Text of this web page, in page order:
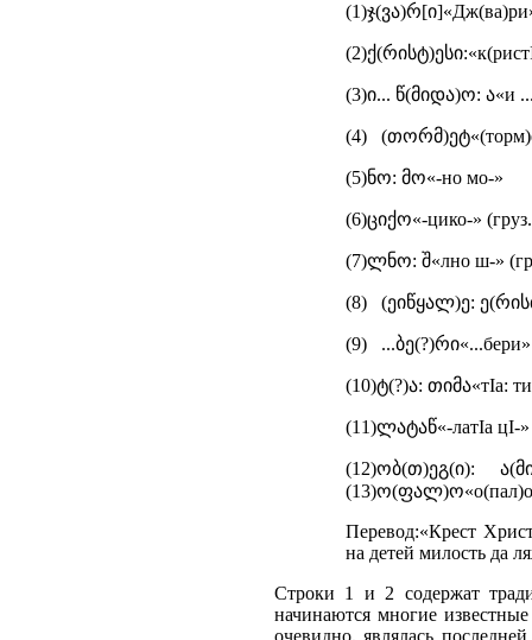
(3)ი... წ(მიდა)ო: ა«и
(4)
(5)ნო: მო«-но мо-»
(6)ციქო«-цико-»
(7)ლნო: შ«лно ш-»
(8) (ეიწყალ)ე:
(9) ...ბე(?)რი«...бери»
(10)ტ(?)ა: თიმა«тIа:
(11)ლატაწ«-латIа цI-»
(12)ობ(თ)ეგ(ი):
Перевод:«Крест
на детей милость да
Строки 1 и 2 содержат
начинаются многие
очевидно, являлась